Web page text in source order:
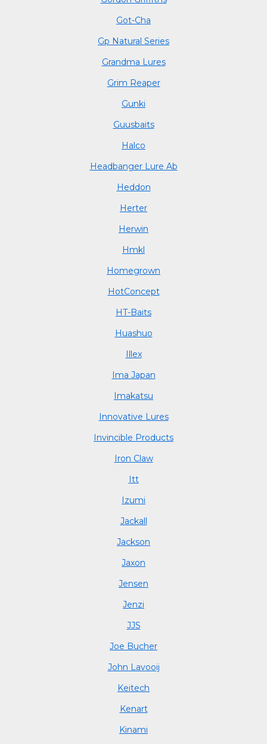
Got-Cha
Gp Natural Series
Grandma Lures
Grim Reaper
Gunki
Guusbaits
Halco
Headbanger Lure Ab
Heddon
Herter
Herwin
Hmkl
Homegrown
HotConcept
HT-Baits
Huashuo
Illex
Ima Japan
Imakatsu
Innovative Lures
Invincible Products
Iron Claw
Itt
Izumi
Jackall
Jackson
Jaxon
Jensen
Jenzi
JJS
Joe Bucher
John Lavooij
Keitech
Kenart
Kinami